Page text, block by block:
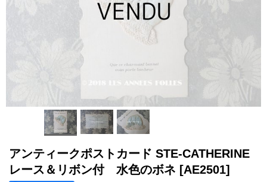
アンティークポストカード STE-CATHERINE
レース＆リボン付 水色のボネ [AE2501]